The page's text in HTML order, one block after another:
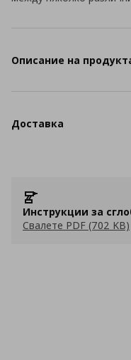
Описание на
Доставка
Инструкции за
Свалете PDF (702 KB)